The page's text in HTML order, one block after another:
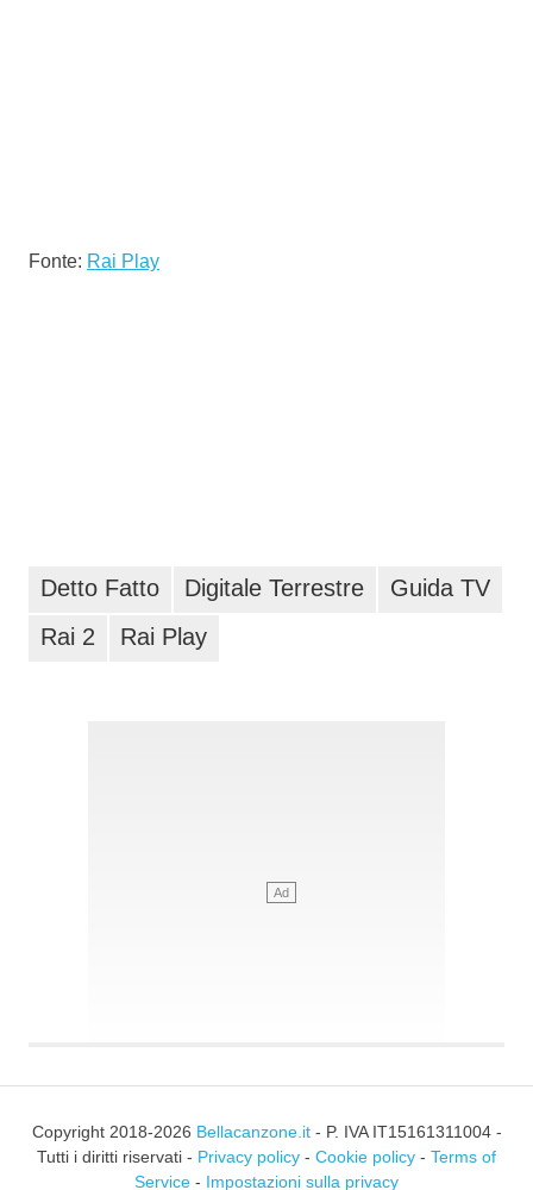
Fonte: Rai Play
Detto Fatto Digitale Terrestre
Guida TV
Rai 2
Rai Play
Copyright 2018-2026 Bellacanzone.it- P. IVA IT15161311004 -
Tutti i diritti riservati - Privacy policy - Cookie policy - Terms of
Service - Impostazioni sulla privacy